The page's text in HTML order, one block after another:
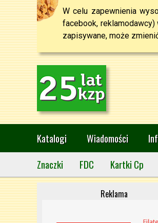
W celu zapewnienia
facebook,
zapisywane, może
Katalogi Wiadomości
Znaczki
FDC Kartki Cp
Reklama